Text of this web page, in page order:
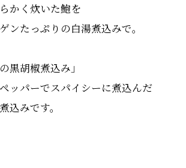
かく炊いた鮑を
ンたっぷりの白湯煮込みで。
黒胡椒煮込み」
ッパーでスパイシーに煮込んだ
込みです。